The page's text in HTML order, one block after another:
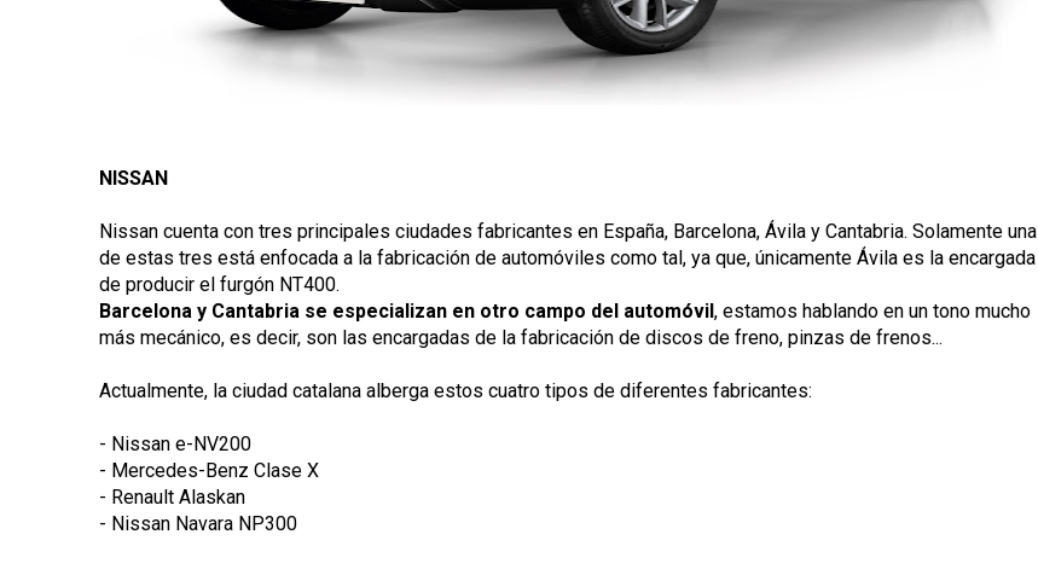
NISSAN
Nissan cuenta con tres principales ciudades fabricantes en España, Barcelona, Ávila y Cantabria. Solamente una
de estas tres está enfocada a la fabricación de automóviles como tal, ya que, únicamente Ávila es la encargada
de producir el furgón NT400.
Barcelona y Cantabria se especializan en otro campo del automóvil, estamos hablando en un tono mucho
más mecánico, es decir, son las encargadas de la fabricación de discos de freno, pinzas de frenos...
Actualmente, la ciudad catalana alberga estos cuatro tipos de diferentes fabricantes:
- Nissan e-NV200
- Mercedes-Benz Clase X
- Renault Alaskan
- Nissan Navara NP300